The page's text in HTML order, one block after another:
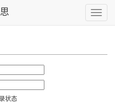
Toggle
状态